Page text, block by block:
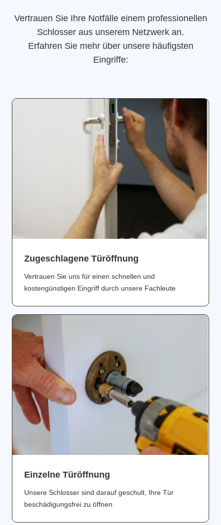
Vertrauen Sie Ihre Notfälle einem professionellen
Schlosser aus unserem Netzwerk an.
Erfahren Sie mehr über unsere häufigsten
Eingriffe:
Zugeschlagene Türöffnung
Vertrauen Sie uns für einen schnellen und
kostengünstigen Eingriff durch unsere Fachleute
Einzelne Türöffnung
Unsere Schlosser sind darauf geschult, Ihre Tür
beschädigungsfrei zu öffnen